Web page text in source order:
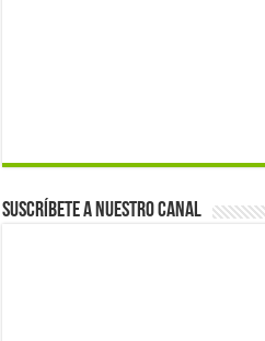
Suscríbete a nuestro canal